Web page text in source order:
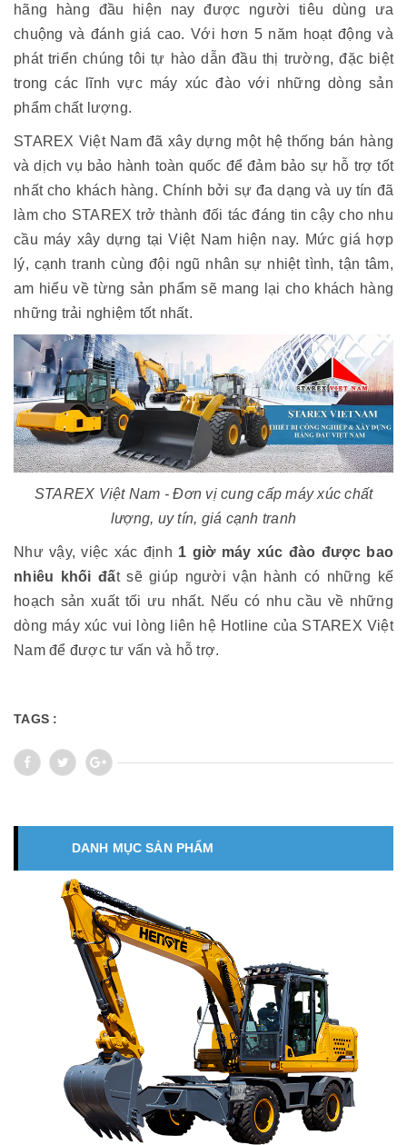
hãng hàng đầu hiện nay được người tiêu dùng ưa
chuộng và đánh giá cao. Với hơn 5 năm hoạt động và
phát triển chúng tôi tự hào dẫn đầu thị trường, đặc biệt
trong các lĩnh vực máy xúc đào với những dòng sản
phẩm chất lượng.
STAREX Việt Nam đã xây dựng một hệ thống bán hàng
và dịch vụ bảo hành toàn quốc để đảm bảo sự hỗ trợ tốt
nhất cho khách hàng. Chính bởi sự đa dạng và uy tín đã
làm cho STAREX trở thành đối tác đáng tin cậy cho nhu
cầu máy xây dựng tại Việt Nam hiện nay. Mức giá hợp
lý, cạnh tranh cùng đội ngũ nhân sự nhiệt tình, tận tâm,
am hiểu về từng sản phẩm sẽ mang lại cho khách hàng
những trải nghiệm tốt nhất.
STAREX Việt Nam - Đơn vị cung cấp máy xúc chất
lượng, uy tín, giá cạnh tranh
Như vậy, việc xác định 1 giờ máy xúc đào được bao
nhiêu khối đất sẽ giúp người vận hành có những kế
hoạch sản xuất tối ưu nhất. Nếu có nhu cầu về những
dòng máy xúc vui lòng liên hệ Hotline của STAREX Việt
Nam để được tư vấn và hỗ trợ.
TAGS :
DANH MỤC SẢN PHẨM